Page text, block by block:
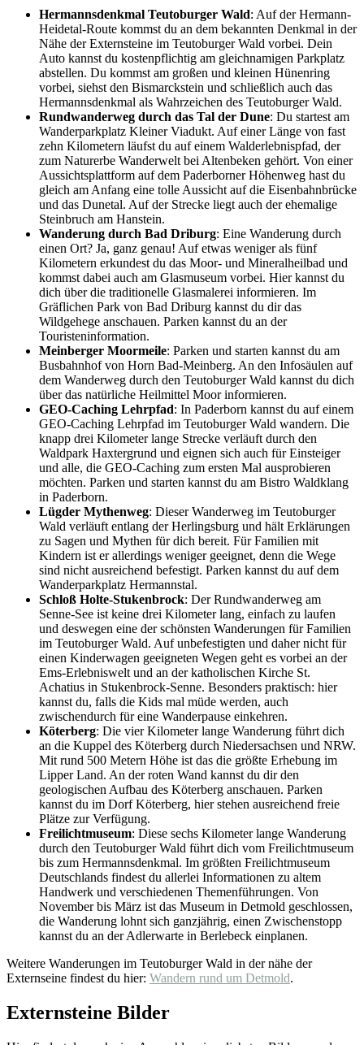
Hermannsdenkmal Teutoburger Wald: Auf der Hermann-
Heidetal-Route kommst du an dem bekannten Denkmal in der
Nähe der Externsteine im Teutoburger Wald vorbei. Dein
Auto kannst du kostenpflichtig am gleichnamigen Parkplatz
abstellen. Du kommst am großen und kleinen Hünenring
vorbei, siehst den Bismarckstein und schließlich auch das
Hermannsdenkmal als Wahrzeichen des Teutoburger Wald.
Rundwanderweg durch das Tal der Dune: Du startest am
Wanderparkplatz Kleiner Viadukt. Auf einer Länge von fast
zehn Kilometern läufst du auf einem Walderlebnispfad, der
zum Naturerbe Wanderwelt bei Altenbeken gehört. Von einer
Aussichtsplattform auf dem Paderborner Höhenweg hast du
gleich am Anfang eine tolle Aussicht auf die Eisenbahnbrücke
und das Dunetal. Auf der Strecke liegt auch der ehemalige
Steinbruch am Hanstein.
Wanderung durch Bad Driburg: Eine Wanderung durch
einen Ort? Ja, ganz genau! Auf etwas weniger als fünf
Kilometern erkundest du das Moor- und Mineralheilbad und
kommst dabei auch am Glasmuseum vorbei. Hier kannst du
dich über die traditionelle Glasmalerei informieren. Im
Gräflichen Park von Bad Driburg kannst du dir das
Wildgehege anschauen. Parken kannst du an der
Touristeninformation.
Meinberger Moormeile: Parken und starten kannst du am
Busbahnhof von Horn Bad-Meinberg. An den Infosäulen auf
dem Wanderweg durch den Teutoburger Wald kannst du dich
über das natürliche Heilmittel Moor informieren.
GEO-Caching Lehrpfad: In Paderborn kannst du auf einem
GEO-Caching Lehrpfad im Teutoburger Wald wandern. Die
knapp drei Kilometer lange Strecke verläuft durch den
Waldpark Haxtergrund und eignen sich auch für Einsteiger
und alle, die GEO-Caching zum ersten Mal ausprobieren
möchten. Parken und starten kannst du am Bistro Waldklang
in Paderborn.
Lügder Mythenweg: Dieser Wanderweg im Teutoburger
Wald verläuft entlang der Herlingsburg und hält Erklärungen
zu Sagen und Mythen für dich bereit. Für Familien mit
Kindern ist er allerdings weniger geeignet, denn die Wege
sind nicht ausreichend befestigt. Parken kannst du auf dem
Wanderparkplatz Hermannstal.
Schloß Holte-Stukenbrock: Der Rundwanderweg am
Senne-See ist keine drei Kilometer lang, einfach zu laufen
und deswegen eine der schönsten Wanderungen für Familien
im Teutoburger Wald. Auf unbefestigten und daher nicht für
einen Kinderwagen geeigneten Wegen geht es vorbei an der
Ems-Erlebniswelt und an der katholischen Kirche St.
Achatius in Stukenbrock-Senne. Besonders praktisch: hier
kannst du, falls die Kids mal müde werden, auch
zwischendurch für eine Wanderpause einkehren.
Köterberg: Die vier Kilometer lange Wanderung führt dich
an die Kuppel des Köterberg durch Niedersachsen und NRW.
Mit rund 500 Metern Höhe ist das die größte Erhebung im
Lipper Land. An der roten Wand kannst du dir den
geologischen Aufbau des Köterberg anschauen. Parken
kannst du im Dorf Köterberg, hier stehen ausreichend freie
Plätze zur Verfügung.
Freilichtmuseum: Diese sechs Kilometer lange Wanderung
durch den Teutoburger Wald führt dich vom Freilichtmuseum
bis zum Hermannsdenkmal. Im größten Freilichtmuseum
Deutschlands findest du allerlei Informationen zu altem
Handwerk und verschiedenen Themenführungen. Von
November bis März ist das Museum in Detmold geschlossen,
die Wanderung lohnt sich ganzjährig, einen Zwischenstopp
kannst du an der Adlerwarte in Berlebeck einplanen.
Weitere Wanderungen im Teutoburger Wald in der nähe der
Externseine findest du hier: Wandern rund um Detmold.
Externsteine Bilder